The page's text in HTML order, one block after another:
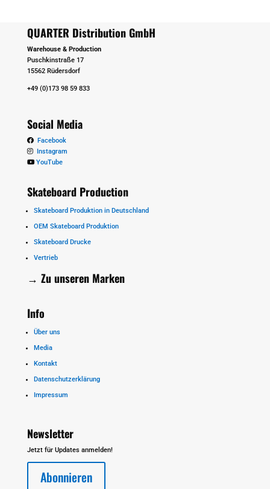
QUARTER Distribution GmbH
Warehouse & Production
Puschkinstraße 17
15562 Rüdersdorf
+49 (0)173 98 59 833
Social Media
Facebook
Instagram
YouTube
Skateboard Production
Skateboard Produktion in Deutschland
OEM Skateboard Produktion
Skateboard Drucke
Vertrieb
→ Zu unseren Marken
Info
Über uns
Media
Kontakt
Datenschutzerklärung
Impressum
Newsletter
Jetzt für Updates anmelden!
Abonnieren